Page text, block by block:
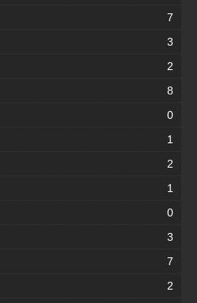
7
3
2
8
0
1
2
1
0
3
7
2